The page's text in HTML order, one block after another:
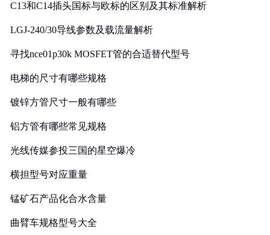
C13和C14插头国标与欧标的区别及其标准解析
LGJ-240/30导线参数及载流量解析
寻找nce01p30k MOSFET管的合适替代型号
电梯的尺寸有哪些规格
镀锌方管尺寸一般有哪些
铝方管有哪些常见规格
光线传媒参投三国的星空爆冷
横担型号对应重量
锰矿石产品化合水含量
曲臂车规格型号大全